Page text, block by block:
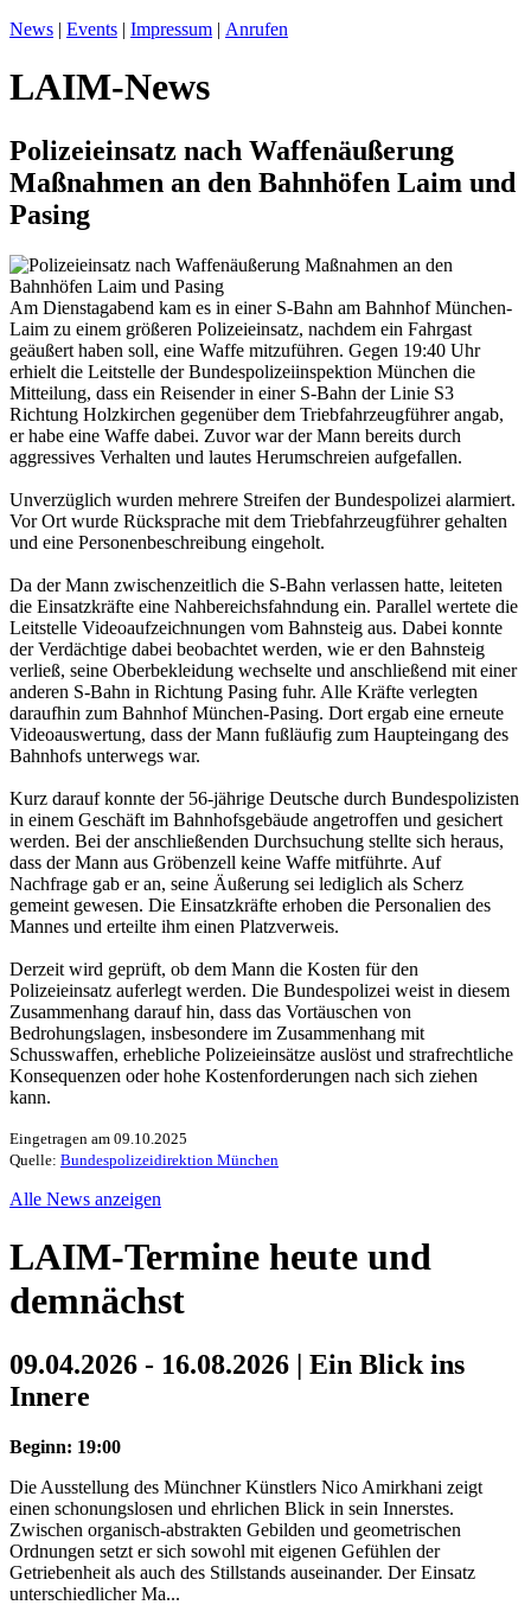
News | Events | Impressum | Anrufen
LAIM-News
Polizeieinsatz nach Waffenäußerung
Maßnahmen an den Bahnhöfen Laim und
Pasing
Am Dienstagabend kam es in einer S-Bahn am Bahnhof München-
Laim zu einem größeren Polizeieinsatz, nachdem ein Fahrgast
geäußert haben soll, eine Waffe mitzuführen. Gegen 19:40 Uhr
erhielt die Leitstelle der Bundespolizeiinspektion München die
Mitteilung, dass ein Reisender in einer S-Bahn der Linie S3
Richtung Holzkirchen gegenüber dem Triebfahrzeugführer angab,
er habe eine Waffe dabei. Zuvor war der Mann bereits durch
aggressives Verhalten und lautes Herumschreien aufgefallen.
Unverzüglich wurden mehrere Streifen der Bundespolizei alarmiert.
Vor Ort wurde Rücksprache mit dem Triebfahrzeugführer gehalten
und eine Personenbeschreibung eingeholt.
Da der Mann zwischenzeitlich die S-Bahn verlassen hatte, leiteten
die Einsatzkräfte eine Nahbereichsfahndung ein. Parallel wertete die
Leitstelle Videoaufzeichnungen vom Bahnsteig aus. Dabei konnte
der Verdächtige dabei beobachtet werden, wie er den Bahnsteig
verließ, seine Oberbekleidung wechselte und anschließend mit einer
anderen S-Bahn in Richtung Pasing fuhr. Alle Kräfte verlegten
daraufhin zum Bahnhof München-Pasing. Dort ergab eine erneute
Videoauswertung, dass der Mann fußläufig zum Haupteingang des
Bahnhofs unterwegs war.
Kurz darauf konnte der 56-jährige Deutsche durch Bundespolizisten
in einem Geschäft im Bahnhofsgebäude angetroffen und gesichert
werden. Bei der anschließenden Durchsuchung stellte sich heraus,
dass der Mann aus Gröbenzell keine Waffe mitführte. Auf
Nachfrage gab er an, seine Äußerung sei lediglich als Scherz
gemeint gewesen. Die Einsatzkräfte erhoben die Personalien des
Mannes und erteilte ihm einen Platzverweis.
Derzeit wird geprüft, ob dem Mann die Kosten für den
Polizeieinsatz auferlegt werden. Die Bundespolizei weist in diesem
Zusammenhang darauf hin, dass das Vortäuschen von
Bedrohungslagen, insbesondere im Zusammenhang mit
Schusswaffen, erhebliche Polizeieinsätze auslöst und strafrechtliche
Konsequenzen oder hohe Kostenforderungen nach sich ziehen
kann.
Eingetragen am 09.10.2025
Quelle: Bundespolizeidirektion München
Alle News anzeigen
LAIM-Termine heute und
demnächst
09.04.2026 - 16.08.2026 | Ein Blick ins
Innere
Beginn: 19:00
Die Ausstellung des Münchner Künstlers Nico Amirkhani zeigt
einen schonungslosen und ehrlichen Blick in sein Innerstes.
Zwischen organisch-abstrakten Gebilden und geometrischen
Ordnungen setzt er sich sowohl mit eigenen Gefühlen der
Getriebenheit als auch des Stillstands auseinander. Der Einsatz
unterschiedlicher Ma...